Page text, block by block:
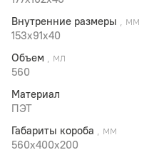
Внутренние размеры , мм
153x91x40
Объем , мл
560
Материал
ПЭТ
Габариты короба , мм
560х400х200